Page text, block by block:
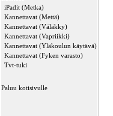
iPadit (Metka)
Kannettavat (Mettä)
Kannettavat (Väläkky)
Kannettavat (Vapriikki)
Kannettavat (Yläkoulun käytävä)
Kannettavat (Fyken varasto)
Tvt-tuki
Paluu kotisivulle